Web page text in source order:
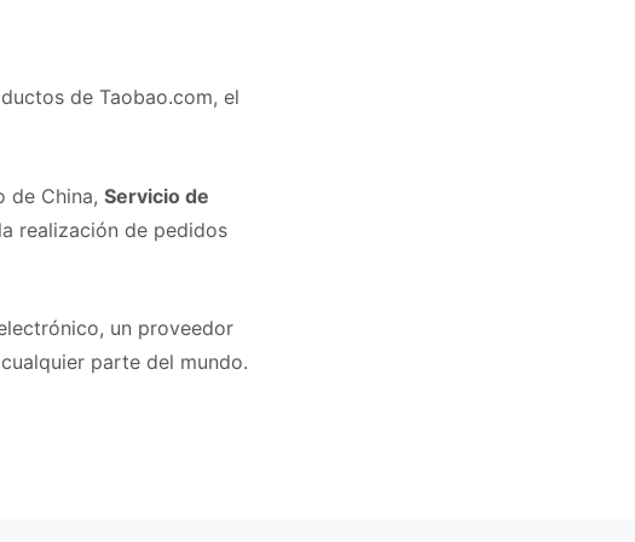
de Taobao.com, el
de China, Servicio de
realización de pedidos
un proveedor
parte del mundo.